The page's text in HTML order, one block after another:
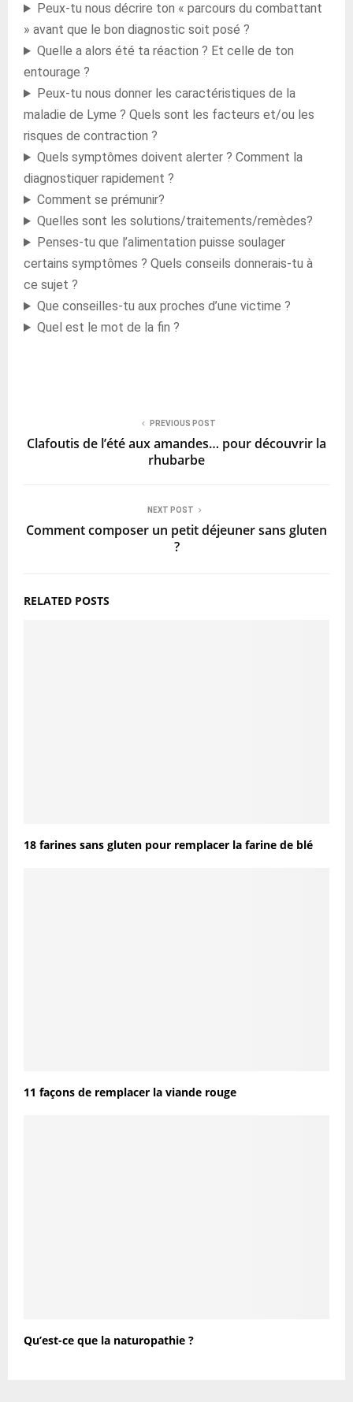
Peux-tu nous décrire ton « parcours du combattant
» avant que le bon diagnostic soit posé ?
Quelle a alors été ta réaction ? Et celle de ton
entourage ?
Peux-tu nous donner les caractéristiques de la
maladie de Lyme ? Quels sont les facteurs et/ou les
risques de contraction ?
Quels symptômes doivent alerter ? Comment la
diagnostiquer rapidement ?
Comment se prémunir?
Quelles sont les solutions/traitements/remèdes?
Penses-tu que l’alimentation puisse soulager
certains symptômes ? Quels conseils donnerais-tu à
ce sujet ?
Que conseilles-tu aux proches d’une victime ?
Quel est le mot de la fin ?
PREVIOUS POST
Clafoutis de l’été aux amandes… pour découvrir la
rhubarbe
NEXT POST
Comment composer un petit déjeuner sans gluten
?
RELATED POSTS
18 farines sans gluten pour remplacer la farine de blé
11 façons de remplacer la viande rouge
Qu’est-ce que la naturopathie ?